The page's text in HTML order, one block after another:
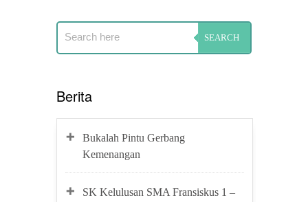
Berita
Bukalah Pintu Gerbang
Kemenangan
SK Kelulusan SMA Fransiskus 1 –